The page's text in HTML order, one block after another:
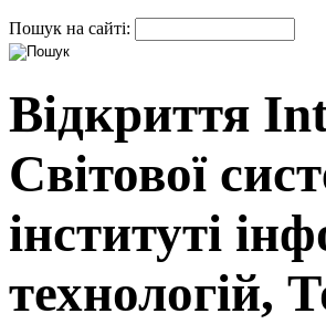
Пошук на сайті:
Відкриття
Світової
інституті
технологій,